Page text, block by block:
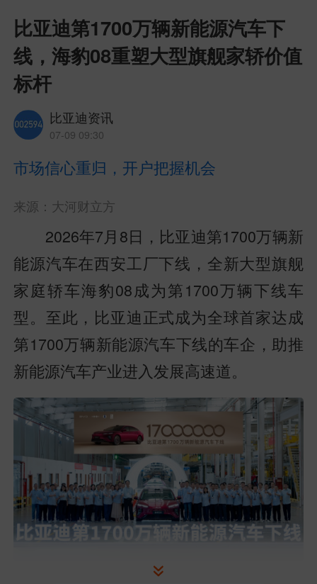
比亚迪第1700万辆新能源汽车下
线，海豹08重塑大型旗舰家轿价值
标杆
比亚迪资讯
07-09 09:30
市场信心重归，开户把握机会
来源：大河财立方
2026年7月8日，比亚迪第1700万辆新
能源汽车在西安工厂下线，全新大型旗舰
家庭轿车海豹08成为第1700万辆下线车
型。至此，比亚迪正式成为全球首家达成
第1700万辆新能源汽车下线的车企，助推
新能源汽车产业进入发展高速道。
当前全球新能源市场竞争日趋白热